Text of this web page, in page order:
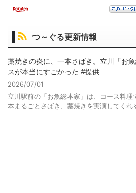
つ～ぐる更新情報
藁焼きの炎に、一本さばき。立川「お
スが本当にすごかった #提供
2026/07/01
立川駅前の「お魚総本家」は、コース料
本まるごとさばき、藁焼きを実演してく